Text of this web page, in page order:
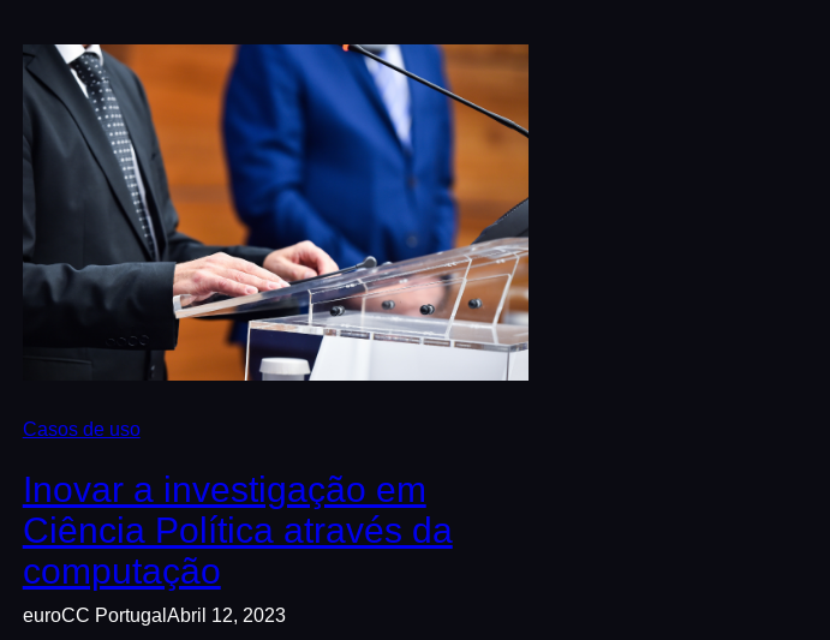
Casos de uso
Inovar a investigação em
Ciência Política através da
computação
euroCC Portugal Abril 12, 2023